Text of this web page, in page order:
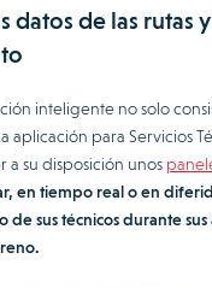
datos de las rutas
inteligente no solo
aplicación para Servicios
a su disposición unos
en tiempo real o en
de sus técnicos durante sus